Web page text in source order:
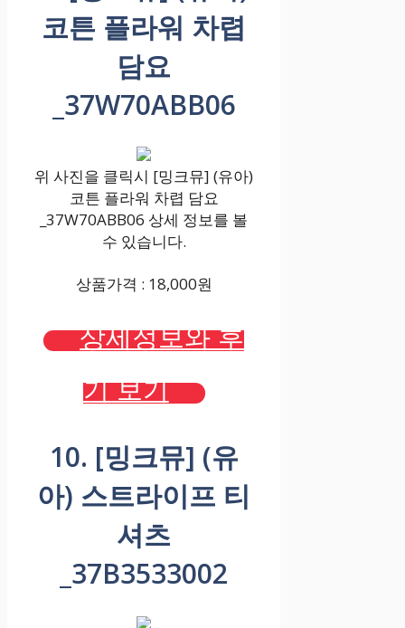
코튼 플라워 차렵
담요
_37W70ABB06
위 사진을 클릭시 [밍크뮤] (유아)
코튼 플라워 차렵 담요
_37W70ABB06 상세 정보를 볼
수 있습니다.
상품가격 : 18,000원
상세정보와 후
기 보기
10. [밍크뮤] (유
아) 스트라이프 티
셔츠
_37B3533002